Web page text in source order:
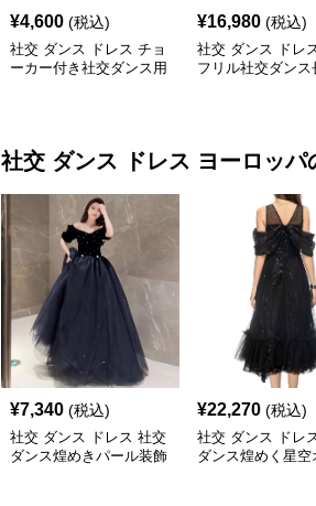
¥4,600 (税込)
社交 ダンス ドレス チョ
ーカー付き社交ダンス用
¥16,980 (税込)
社交 ダンス ドレ
フリル社交ダンス
社交 ダンス ドレス ヨーロッパ
¥7,340 (税込)
社交 ダンス ドレス 社交
ダンス煌めきパール装飾
¥22,270 (税込)
社交 ダンス ドレ
ダンス煌めく星空